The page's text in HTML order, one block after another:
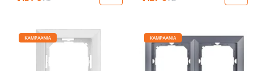
KAMPAANIA KAMPAANIA